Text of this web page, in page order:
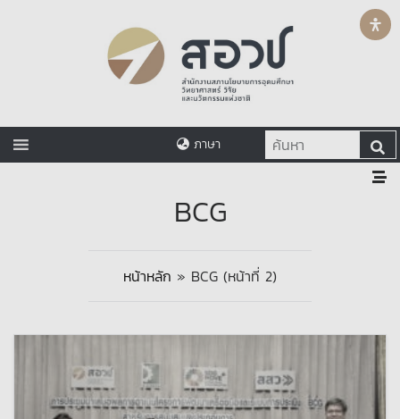
ภาษา
BCG
หน้าหลัก » BCG (หน้าที่ 2)